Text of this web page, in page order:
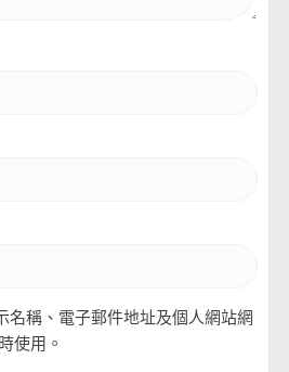
名稱、電子郵件地址及個人網站網
使用。